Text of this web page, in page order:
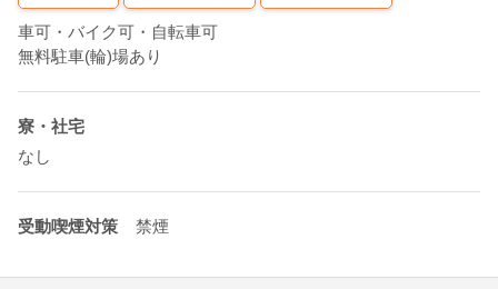
車可・バイク可・自転車可
無料駐車(輪)場あり
寮・社宅
なし
受動喫煙対策 禁煙